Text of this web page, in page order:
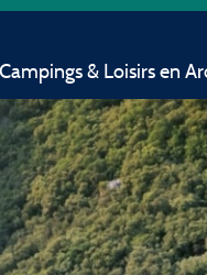
Campings & Loisirs en